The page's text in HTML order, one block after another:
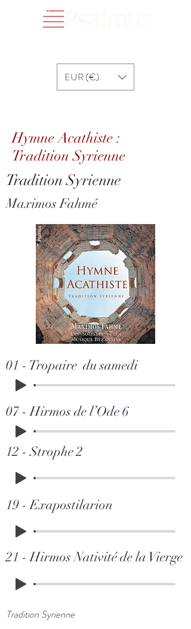
EUR (€)
Hymne Acathiste :
Tradition Syrienne
Tradition Syrienne
Maximos Fahmé
01 - Tropaire du samedi
07 - Hirmos de l’Ode 6
12 - Strophe 2
19 - Exapostilarion
21 - Hirmos Nativité de la Vierge
Tradition Syrienne